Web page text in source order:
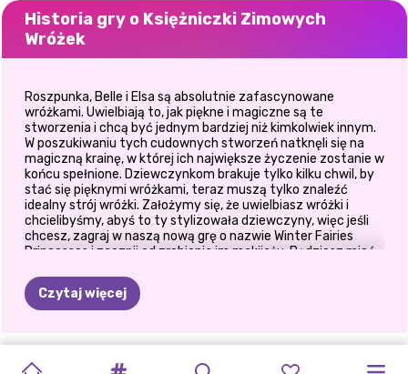
Historia gry o Księżniczki Zimowych
Wróżek
Roszpunka, Belle i Elsa są absolutnie zafascynowane
wróżkami. Uwielbiają to, jak piękne i magiczne są te
stworzenia i chcą być jednym bardziej niż kimkolwiek innym.
W poszukiwaniu tych cudownych stworzeń natknęli się na
magiczną krainę, w której ich największe życzenie zostanie w
końcu spełnione. Dziewczynkom brakuje tylko kilku chwil, by
stać się pięknymi wróżkami, teraz muszą tylko znaleźć
idealny strój wróżki. Założymy się, że uwielbiasz wróżki i
chcielibyśmy, abyś to ty stylizowała dziewczyny, więc jeśli
chcesz, zagraj w naszą nową grę o nazwie Winter Fairies
Princesses i zacznij od zrobienia im makijażu. Będziesz mieć
kolorystycznych dla każdej z dziewczyn, więc wybierz
najpiękniejsze odcienie cienia do powiek, tuszu do rzęs,
szminki i różu, a gdy dziewczyny będą gotowe, czas na ich
świecącymi skrzydłami i magicznymi pelerynami, a wszystko
zostanie uzupełnione najpiękniejszą biżuterią, a Ty masz
Czytaj więcej
KOLEKCJA
FROZEN
PRZYGOTUJ ZIMOWA ZIMOWA